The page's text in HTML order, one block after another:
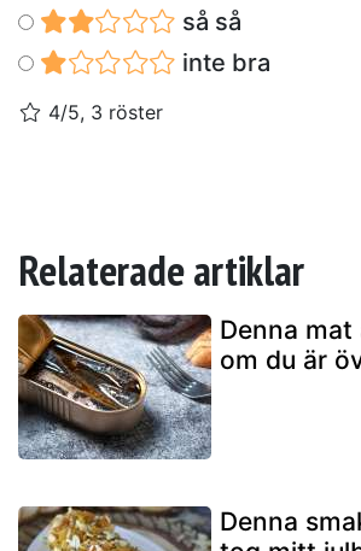
så så
inte bra
4/5, 3 röster
Relaterade artiklar
Denna
om du är
Denna